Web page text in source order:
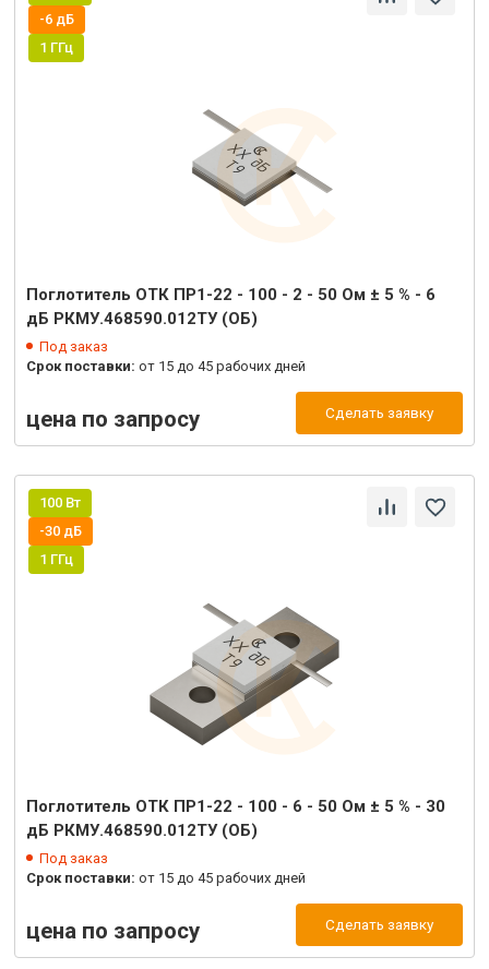
-6 дБ
1 ГГц
Поглотитель ОТК ПР1-22 - 100 - 2 - 50 Ом ± 5 % - 6
дБ РКМУ.468590.012ТУ (ОБ)
Под заказ
Срок поставки:от 15 до 45 рабочих дней
цена по запросу Сделать заявку
100 Вт
-30 дБ
1 ГГц
Поглотитель ОТК ПР1-22 - 100 - 6 - 50 Ом ± 5 % - 30
дБ РКМУ.468590.012ТУ (ОБ)
Под заказ
Срок поставки:от 15 до 45 рабочих дней
цена по запросу Сделать заявку